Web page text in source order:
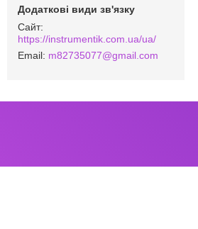
https://instrumentik.com.ua/ua/
m82735077@gmail.com